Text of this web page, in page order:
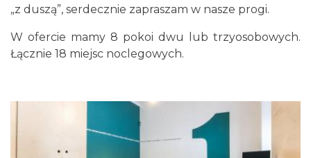
„z duszą”, serdecznie zapraszam w nasze progi.
W ofercie mamy 8 pokoi dwu lub trzyosobowych.
Łącznie 18 miejsc noclegowych.